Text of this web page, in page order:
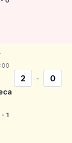
2 - 0
- 1